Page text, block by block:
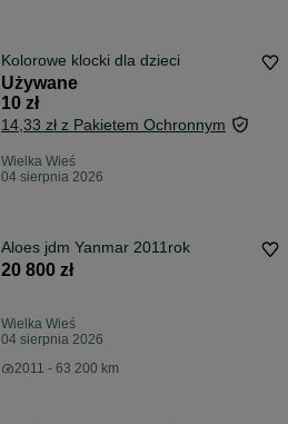
Kolorowe klocki dla dzieci
Używane
10 zł
14,33 zł z Pakietem Ochronnym
Wielka Wieś
04 sierpnia 2026
Aloes jdm Yanmar 2011rok
20 800 zł
Wielka Wieś
04 sierpnia 2026
2011 - 63 200 km